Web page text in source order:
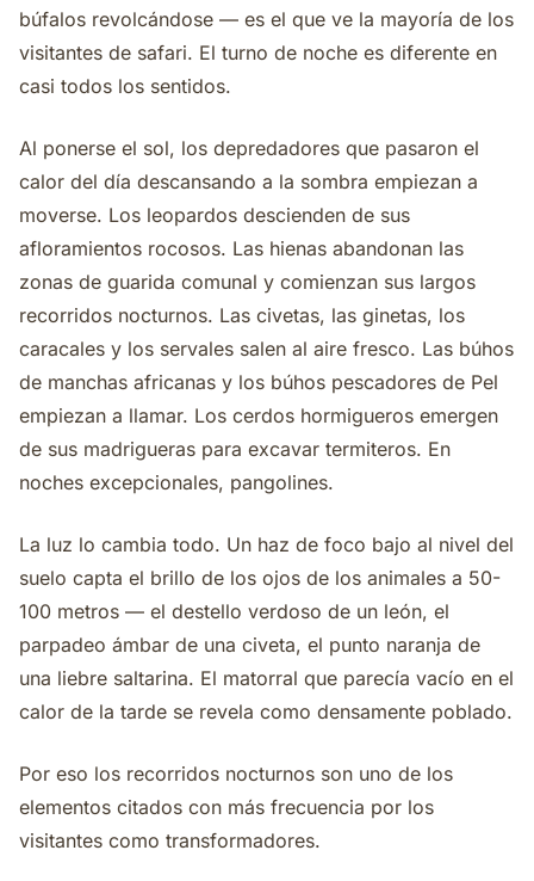
búfalos revolcándose — es el que ve la mayoría de los
visitantes de safari. El turno de noche es diferente en
casi todos los sentidos.
Al ponerse el sol, los depredadores que pasaron el
calor del día descansando a la sombra empiezan a
moverse. Los leopardos descienden de sus
afloramientos rocosos. Las hienas abandonan las
zonas de guarida comunal y comienzan sus largos
recorridos nocturnos. Las civetas, las ginetas, los
caracales y los servales salen al aire fresco. Las búhos
de manchas africanas y los búhos pescadores de Pel
empiezan a llamar. Los cerdos hormigueros emergen
de sus madrigueras para excavar termiteros. En
noches excepcionales, pangolines.
La luz lo cambia todo. Un haz de foco bajo al nivel del
suelo capta el brillo de los ojos de los animales a 50-
100 metros — el destello verdoso de un león, el
parpadeo ámbar de una civeta, el punto naranja de
una liebre saltarina. El matorral que parecía vacío en el
calor de la tarde se revela como densamente poblado.
Por eso los recorridos nocturnos son uno de los
elementos citados con más frecuencia por los
visitantes como transformadores.